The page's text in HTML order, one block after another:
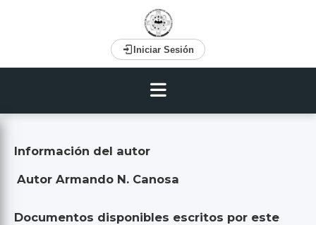
Iniciar Sesión
Información del autor
Autor Armando N. Canosa
Documentos disponibles escritos por este